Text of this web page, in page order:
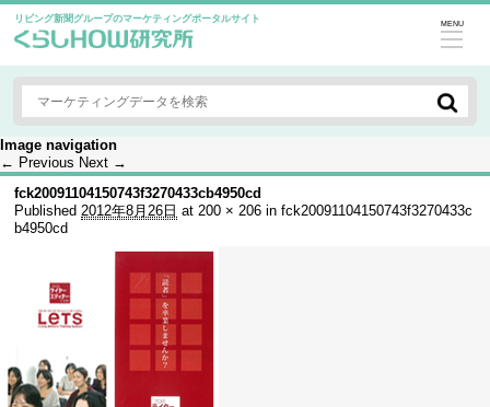
リビング新聞グループのマーケティングポータルサイト MENU
Image navigation
← Previous Next →
fck20091104150743f3270433cb4950cd
Published2012年8月26日 at200 × 206 infck20091104150743f3270433c
b4950cd